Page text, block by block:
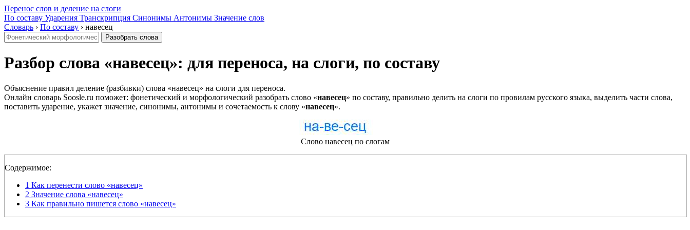
Перенос слов и деление на слоги
По составу Ударения Транскрипция Синонимы Антонимы Значение слов
Словарь › По составу › навесец
Разобрать слова
Разбор слова «навесец»: для переноса, на слоги, по составу
Объяснение правил деление (разбивки) слова «навесец» на слоги для переноса.
Онлайн словарь Soosle.ru поможет: фонетический и морфологический разобрать слово «навесец» по составу, правильно делить на слоги по провилам русского языка, выделить части слова,
поставить ударение, укажет значение, синонимы, антонимы и сочетаемость к слову «навесец».
Слово навесец по слогам
Содержимое:
1 Как перенести слово «навесец»
2 Значение слова «навесец»
3 Как правильно пишется слово «навесец»